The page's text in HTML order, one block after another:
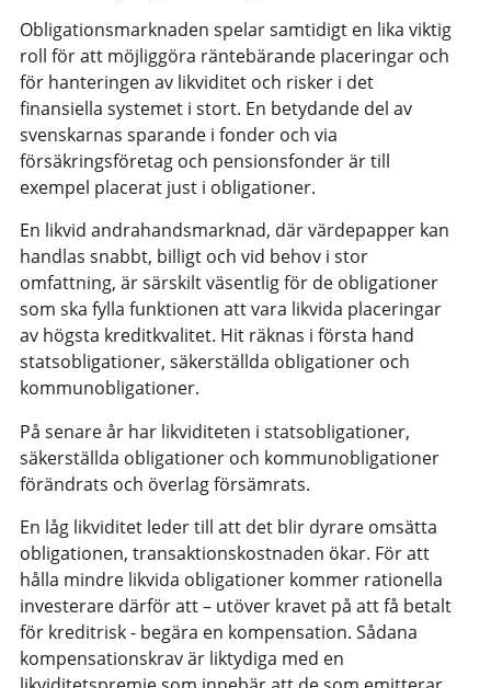
Obligationsmarknaden spelar samtidigt en lika viktig
roll för att möjliggöra räntebärande placeringar och
för hanteringen av likviditet och risker i det
finansiella systemet i stort. En betydande del av
svenskarnas sparande i fonder och via
försäkringsföretag och pensionsfonder är till
exempel placerat just i obligationer.
En likvid andrahandsmarknad, där värdepapper kan
handlas snabbt, billigt och vid behov i stor
omfattning, är särskilt väsentlig för de obligationer
som ska fylla funktionen att vara likvida placeringar
av högsta kreditkvalitet. Hit räknas i första hand
statsobligationer, säkerställda obligationer och
kommunobligationer.
På senare år har likviditeten i statsobligationer,
säkerställda obligationer och kommunobligationer
förändrats och överlag försämrats.
En låg likviditet leder till att det blir dyrare omsätta
obligationen, transaktionskostnaden ökar. För att
hålla mindre likvida obligationer kommer rationella
investerare därför att – utöver kravet på att få betalt
för kreditrisk - begära en kompensation. Sådana
kompensationskrav är liktydiga med en